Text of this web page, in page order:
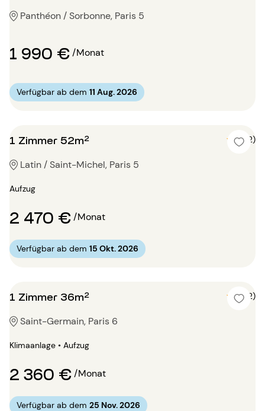
Panthéon / Sorbonne, Paris 5
1 990 €/Monat
Verfügbar ab dem 11 Aug. 2026
1 Zimmer 52m² 5 (2)
Latin / Saint-Michel, Paris 5
Aufzug
2 470 €/Monat
Verfügbar ab dem 15 Okt. 2026
1 Zimmer 36m² 5 (2)
Saint-Germain, Paris 6
Klimaanlage • Aufzug
2 360 €/Monat
Verfügbar ab dem 25 Nov. 2026